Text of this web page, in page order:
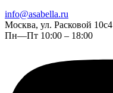
info@asabella.ru
Москва, ул. Расковой 10с4
Пн—Пт 10:00 – 18:00